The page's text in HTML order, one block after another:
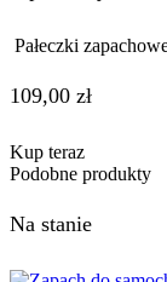
Pałeczki
109,00 zł
Kup teraz
Podobne produkty
Na stanie